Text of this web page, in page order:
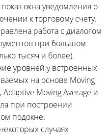
окна уведомления о
к торговому счету.
работа с диалогом
при большом
тысяч и более).
уровней у встроенных
на основе Moving
Adaptive Moving Average и
при построении
подокне.
случаях